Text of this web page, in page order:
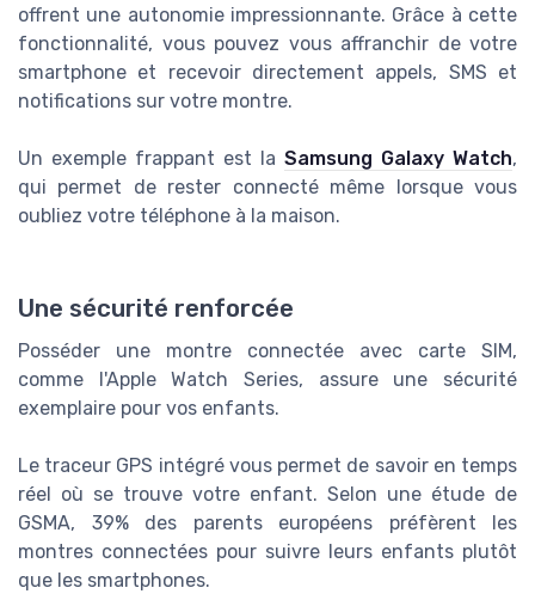
offrent une autonomie impressionnante. Grâce à cette
fonctionnalité, vous pouvez vous affranchir de votre
smartphone et recevoir directement appels, SMS et
notifications sur votre montre.
Un exemple frappant est la Samsung Galaxy Watch,
qui permet de rester connecté même lorsque vous
oubliez votre téléphone à la maison.
Une sécurité renforcée
Posséder une montre connectée avec carte SIM,
comme l'Apple Watch Series, assure une sécurité
exemplaire pour vos enfants.
Le traceur GPS intégré vous permet de savoir en temps
réel où se trouve votre enfant. Selon une étude de
GSMA, 39% des parents européens préfèrent les
montres connectées pour suivre leurs enfants plutôt
que les smartphones.